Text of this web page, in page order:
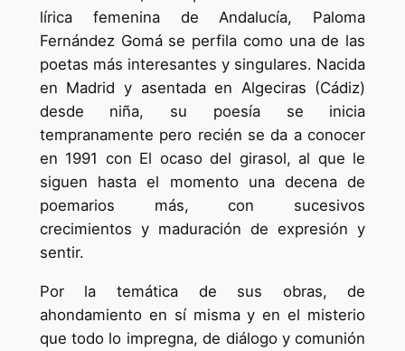
lírica femenina de Andalucía, Paloma
Fernández Gomá se perfila como una de las
poetas más interesantes y singulares. Nacida
en Madrid y asentada en Algeciras (Cádiz)
desde niña, su poesía se inicia
tempranamente pero recién se da a conocer
en 1991 con El ocaso del girasol, al que le
siguen hasta el momento una decena de
poemarios más, con sucesivos
crecimientos y maduración de expresión y
sentir.
Por la temática de sus obras, de
ahondamiento en sí misma y en el misterio
que todo lo impregna, de diálogo y comunión